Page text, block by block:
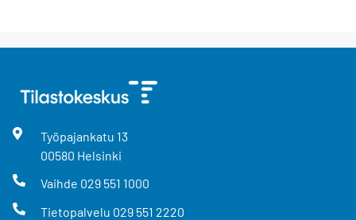
Työpajankatu 13
00580 Helsinki
Vaihde 029 551 1000
Tietopalvelu 029 551 2220